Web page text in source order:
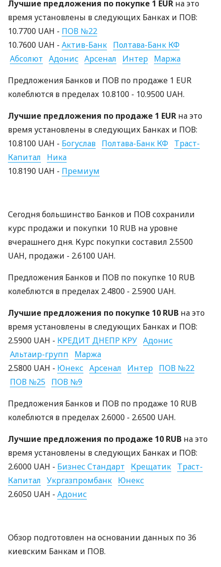
Лучшие предложения по покупке 1 EUR на это
время установлены в следующих Банках и ПОВ:
10.7700 UAH - ПОВ №22
10.7600 UAH - Актив-Банк Полтава-Банк КФ
Абсолют Адонис Арсенал Интер Маржа
Предложения Банков и ПОВ по продаже 1 EUR
колеблются в пределах 10.8100 - 10.9500 UAH.
Лучшие предложения по продаже 1 EUR на это
время установлены в следующих Банках и ПОВ:
10.8100 UAH - Богуслав Полтава-Банк КФ Траст-
Капитал
Ника
10.8190 UAH - Премиум
Сегодня большинство Банков и ПОВ сохранили
курс продажи и покупки 10 RUB на уровне
вчерашнего дня. Курс покупки составил 2.5500
UAH, продажи - 2.6100 UAH.
Предложения Банков и ПОВ по покупке 10 RUB
колеблются в пределах 2.4800 - 2.5900 UAH.
Лучшие предложения по покупке 10 RUB на это
время установлены в следующих Банках и ПОВ:
2.5900 UAH - КРЕДИТ ДНЕПР КРУ Адонис
Альтаир-групп
Маржа
2.5800 UAH - Юнекс Арсенал Интер ПОВ №22
ПОВ №25 ПОВ №9
Предложения Банков и ПОВ по продаже 10 RUB
колеблются в пределах 2.6000 - 2.6500 UAH.
Лучшие предложения по продаже 10 RUB на это
время установлены в следующих Банках и ПОВ:
2.6000 UAH - Бизнес Стандарт Крещатик Траст-
Капитал Укргазпромбанк Юнекс
2.6050 UAH - Адонис
Обзор подготовлен на основании данных по 36
киевским Банкам и ПОВ.